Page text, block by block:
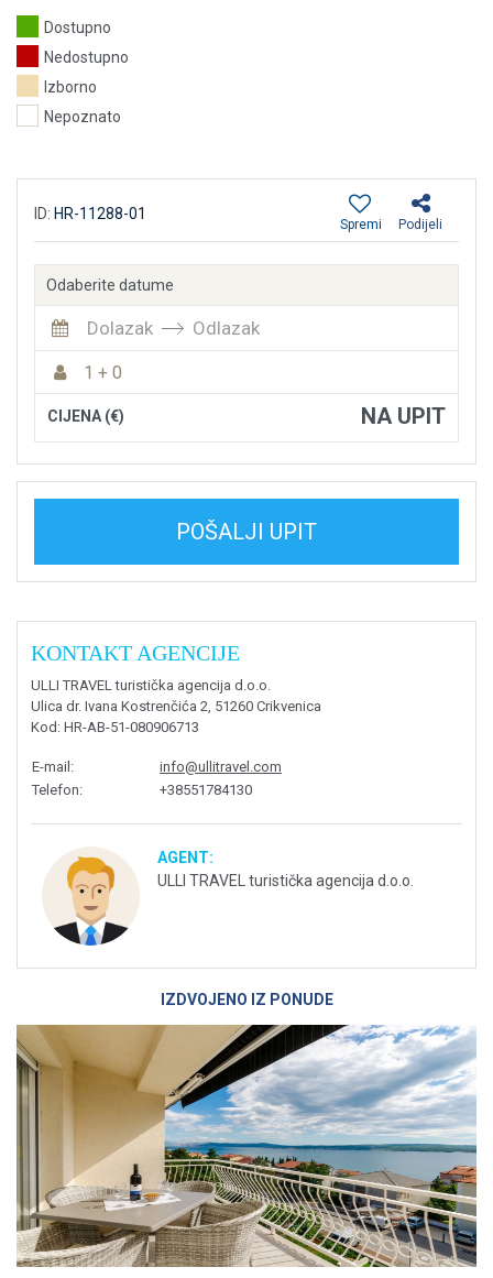
Dostupno
Nedostupno
Izborno
Nepoznato
ID: HR-11288-01
Podijeli
Spremi
Odaberite datume
Dolazak Odlazak
1 + 0
CIJENA (€) NA UPIT
POŠALJI UPIT
KONTAKT AGENCIJE
ULLI TRAVEL turistička agencija d.o.o.
Ulica dr. Ivana Kostrenčića 2, 51260 Crikvenica
Kod : HR-AB-51-080906713
E-mail :
info@ullitravel.com
Telefon: +38551784130
AGENT:
ULLI TRAVEL turistička agencija d.o.o.
IZDVOJENO IZ PONUDE